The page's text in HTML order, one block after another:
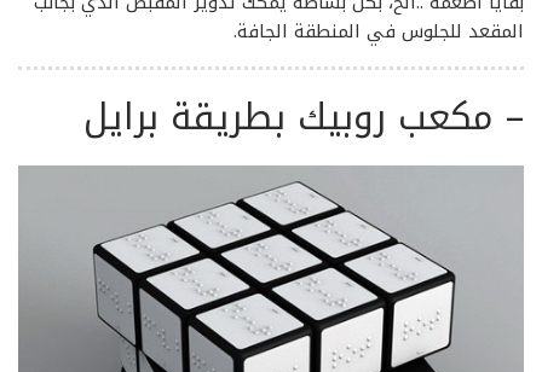
المقعد للجلوس في المنطقة الجافة.
– مكعب روبيك بطريقة برايل